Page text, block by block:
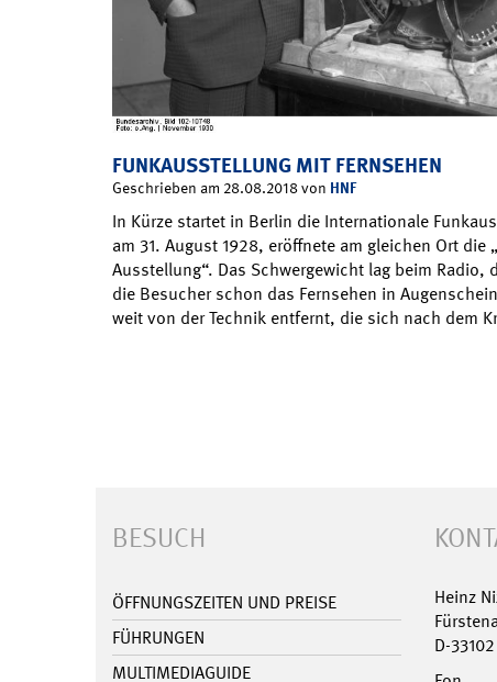
FUNKAUSSTELLUNG MIT FERNSEHEN
Geschrieben am 28.08.2018 von HNF
In Kürze startet in Berlin die Internationale
am 31. August 1928, eröffnete am gleichen Ort die
Ausstellung“. Das Schwergewicht lag beim Radio,
die Besucher schon das Fernsehen in
weit von der Technik entfernt, die sich nach dem
BESUCH
ÖFFNUNGSZEITEN UND PREISE
FÜHRUNGEN
MULTIMEDIAGUIDE
Heinz
D-